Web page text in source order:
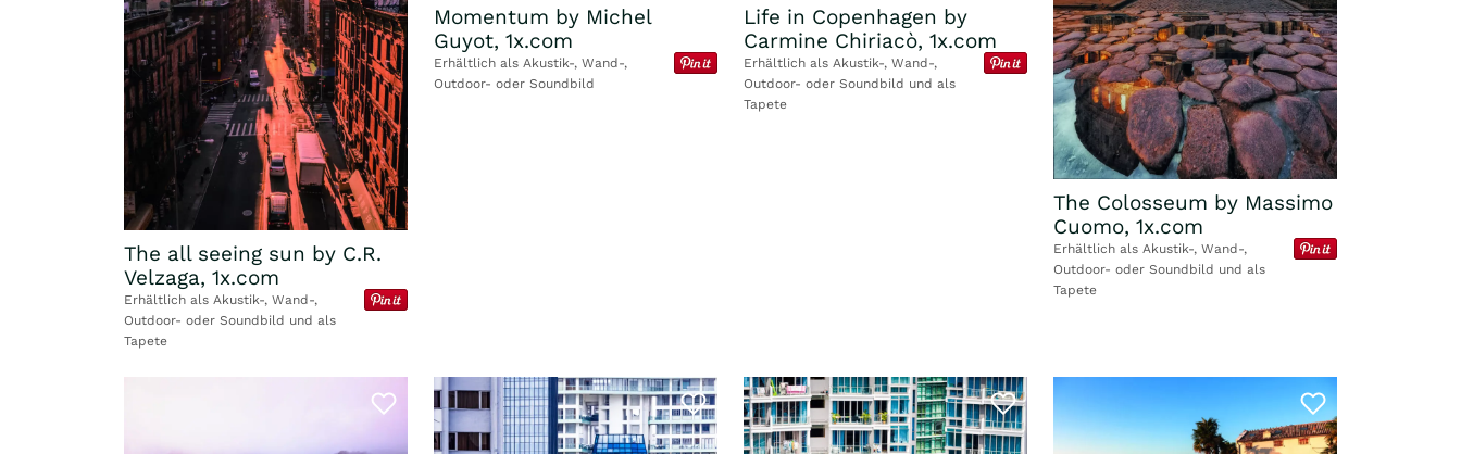
The all seeing sun by C.R.
Velzaga, 1x.com
Erhältlich als Akustik-, Wand-,
Outdoor- oder Soundbild und als
Tapete
Momentum by Michel
Guyot, 1x.com
Erhältlich als Akustik-, Wand-,
Outdoor- oder Soundbild
Life in Copenhagen by
Carmine Chiriacò, 1x.com
Erhältlich als Akustik-, Wand-,
Outdoor- oder Soundbild und als
Tapete
The Colosseum by Massimo
Cuomo, 1x.com
Erhältlich als Akustik-, Wand-,
Outdoor- oder Soundbild und als
Tapete